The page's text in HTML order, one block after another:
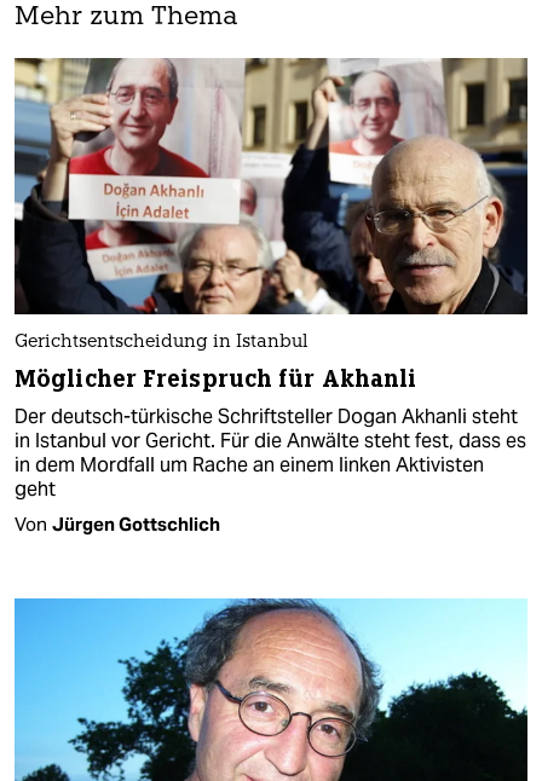
Mehr zum Thema
Gerichtsentscheidung in Istanbul
Möglicher Freispruch für Akhanli
Der deutsch-türkische Schriftsteller Dogan Akhanli steht
in Istanbul vor Gericht. Für die Anwälte steht fest, dass es
in dem Mordfall um Rache an einem linken Aktivisten
geht
Von Jürgen Gottschlich